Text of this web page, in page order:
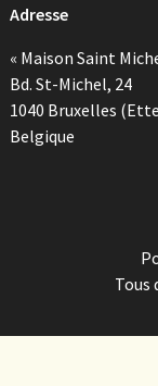
Adresse
« Maison Saint
Bd. St-Michel, 24
1040 Bruxelles
Belgique
Tous